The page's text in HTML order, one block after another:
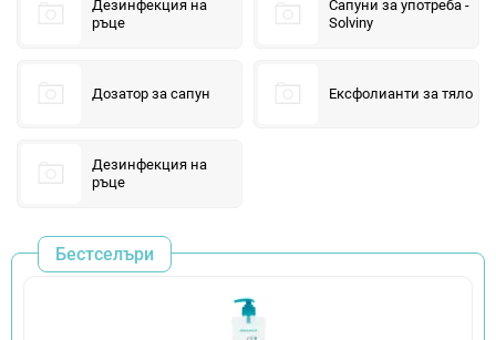
Дезинфекция на
ръце
Сапуни за употреба -
Solviny
Дозатор за сапун Ексфолианти за тяло
Дезинфекция на
ръце
Бестселъри